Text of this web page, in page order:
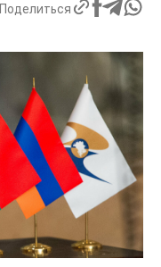
Поделиться